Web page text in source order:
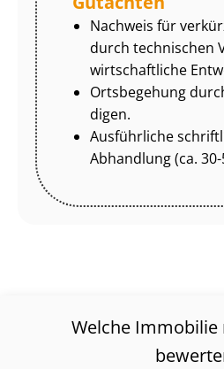
Nachweis für
durch technischen
wirtschaftliche
Ortsbegehung
di­gen.
Ausführliche
Abhandlung (ca.
Welche Immobilie